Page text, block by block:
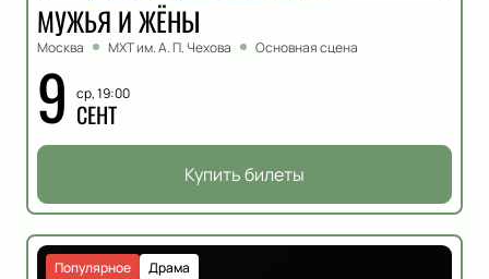
МУЖЬЯ И ЖЁНЫ
Москва МХТ им. А. П. Чехова Основная сцена
9 ср, 19:00
СЕНТ
Купить билеты
Драма
Популярное